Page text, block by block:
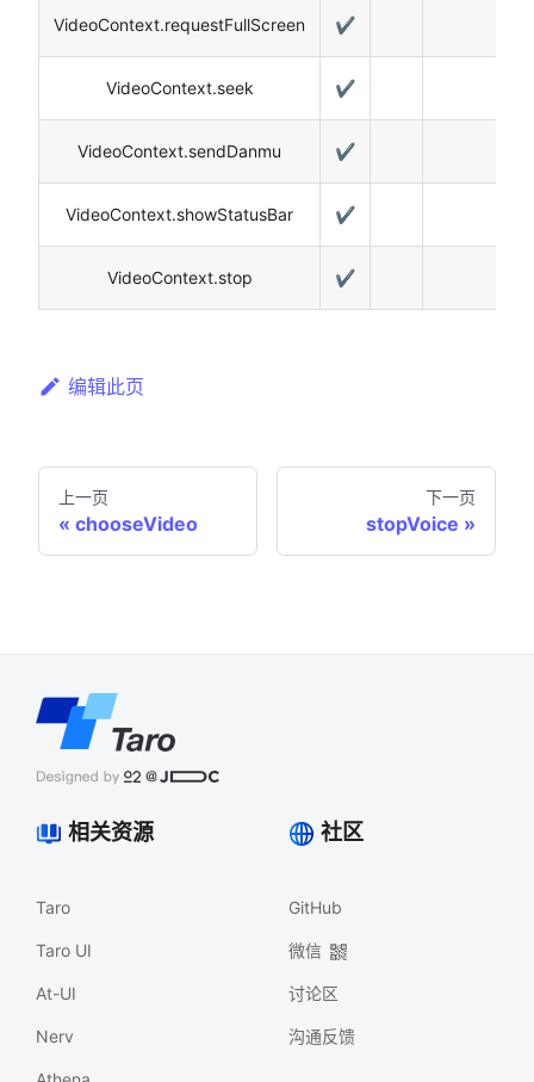
VideoContext.requestFullScreen ✔️
VideoContext.seek ✔️
VideoContext.sendDanmu ✔️
VideoContext.showStatusBar ✔️
VideoContext.stop ✔️
编辑此页
上一页
chooseVideo
下一页
stopVoice
相关资源
Taro
Taro UI
At-UI
Nerv
社区
GitHub
微信
讨论区
沟通反馈